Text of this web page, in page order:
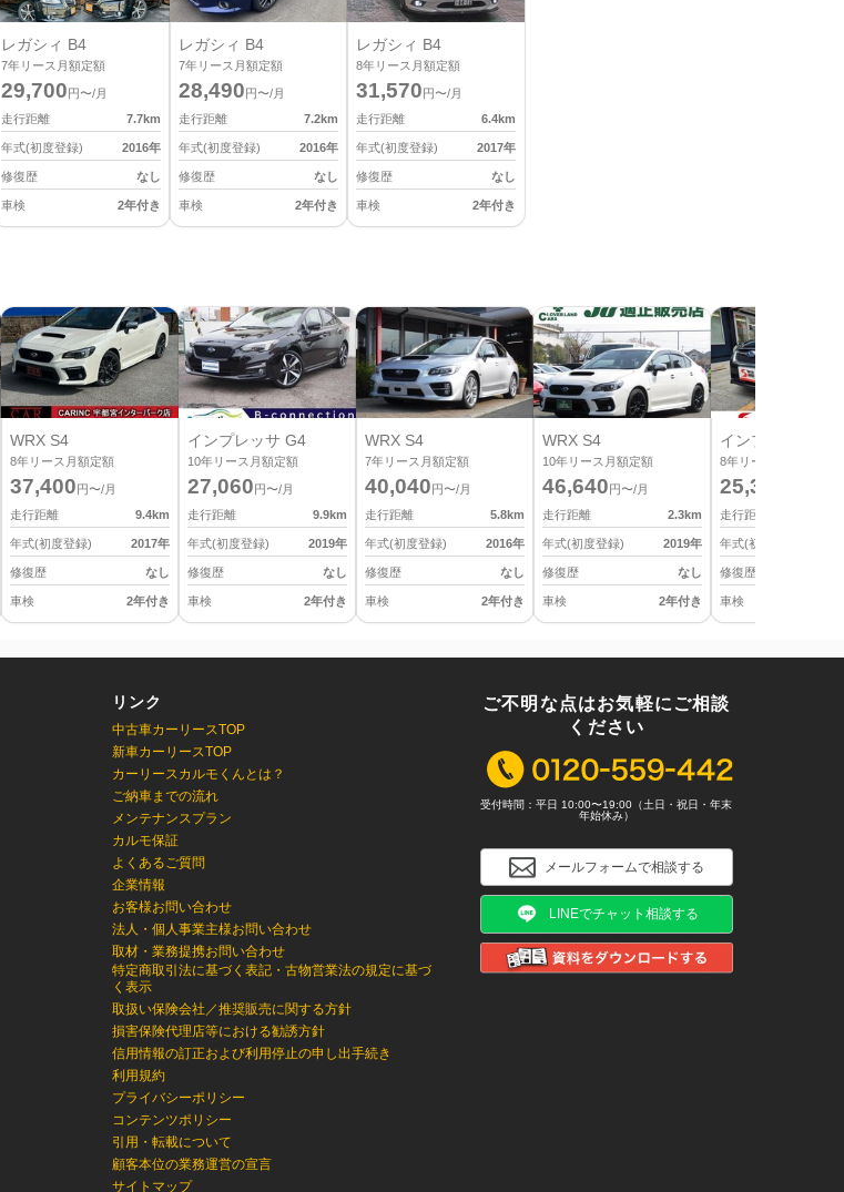
レガシィ B4
7年リース月額定額
29,700 円〜/月
走行距離
7.7km
年式(初度登録) 2016年
修復歴 なし
車検 2年付き
レガシィ B4
7年リース月額定額
28,490 円〜/月
走行距離
7.2km
年式(初度登録) 2016年
修復歴 なし
車検 2年付き
レガシィ B4
8年リース月額定額
31,570 円〜/月
走行距離
6.4km
年式(初度登録) 2017年
修復歴 なし
車検 2年付き
WRX S4
8年リース月額定額
37,400 円〜/月
走行距離
9.4km
年式(初度登録) 2017年
修復歴 なし
車検 2年付き
インプレッサ G4
10年リース月額定額
27,060 円〜/月
走行距離
9.9km
年式(初度登録) 2019年
修復歴 なし
車検 2年付き
WRX S4
7年リース月額定額
40,040 円〜/月
走行距離
5.8km
年式(初度登録) 2016年
修復歴 なし
車検 2年付き
WRX S4
10年リース月額定額
46,640 円〜/月
走行距離
2.3km
年式(初度登録) 2019年
修復歴 なし
車検 2年付き
インプレッサ G4
8年リース月額定額
25,300
走行距離
年式(初度登録)
修復歴
車検
リンク
中古車カーリースTOP
新車カーリースTOP
カーリースカルモくんとは？
ご納車までの流れ
メンテナンスプラン
カルモ保証
よくあるご質問
企業情報
お客様お問い合わせ
法人・個人事業主様お問い合わせ
取材・業務提携お問い合わせ
特定商取引法に基づく表記・古物営業法の規定に基づ
く表示
取扱い保険会社／推奨販売に関する方針
損害保険代理店等における勧誘方針
信用情報の訂正および利用停止の申し出手続き
利用規約
プライバシーポリシー
コンテンツポリシー
引用・転載について
顧客本位の業務運営の宣言
サイトマップ
ご不明な点はお気軽にご相談
ください
受付時間：平日 10:00〜19:00（土日・祝日・年末
年始休み）
メールフォームで相談する
LINEでチャット相談する